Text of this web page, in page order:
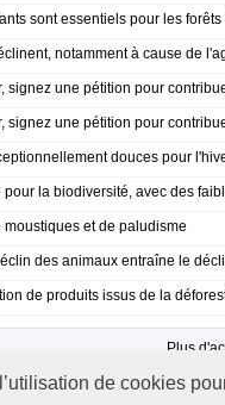
de cookies
sont essentiels pour les
notamment à cause de
signez une pétition pour
signez une pétition pour
douces pour
la biodiversité, avec des
et de paludisme
des animaux entraîne le
de produits issus de la
Plus